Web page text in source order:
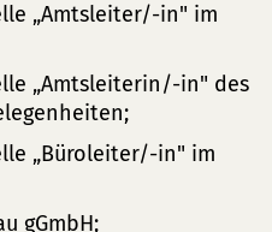
„Amtsleiter/-in" im
„Amtsleiterin/-in" des
„Büroleiter/-in" im
gGmbH;